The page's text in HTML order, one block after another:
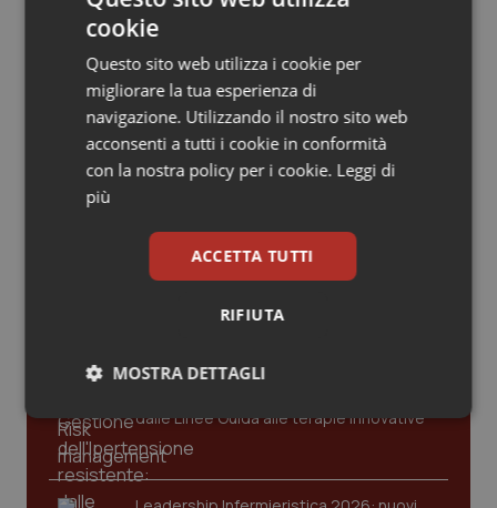
Valle D’Aosta
Veneto
Oncodermatologia
Oncoematologia
Oncologia & Nutrizione
Psoriasi & pelle
Quotidiano Cardiologia
Quotidiano Chirurgia
Quotidiano Oncologia
Quotidiano Pediatria
Rene & patologie urogenitali
Caldo. Ministero: oltre 1.700 chiamate
al numero 1500 dal 22 giugno.
Proseguono monitoraggi e campagna
informativa
Ultime analisi e review da QS Pro
compliance, GDPR e Risk management
dalle Linee Guida alle terapie innovative
cookie
Questo sito web utilizza i cookie per
migliorare la tua esperienza di
navigazione. Utilizzando il nostro sito web
acconsenti a tutti i cookie in conformità
con la nostra policy per i cookie. Leggi di
più
ACCETTA TUTTI
RIFIUTA
MOSTRA DETTAGLI
Necessari Statistici Marketing